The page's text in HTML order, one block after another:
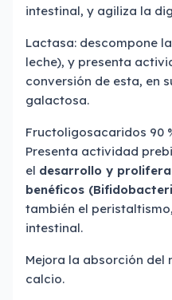
intestinal, y agiliza la
Lactasa: descompone
leche), y presenta
conversión de esta, en
galactosa.
Fructoligosacaridos 90
Presenta actividad
el desarrollo y
benéficos
también el
intestinal.
Mejora la absorción del
calcio.